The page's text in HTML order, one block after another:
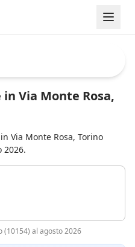
Via Monte Rosa,
Via Monte Rosa, Torino
2026.
(10154) al agosto 2026